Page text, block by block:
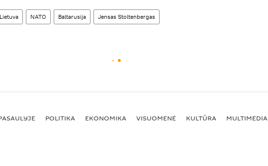
Lietuva NATO Baltarusija Jensas Stoltenbergas
POLITIKA EKONOMIKA VISUOMENĖ KULTŪRA MULTIMEDIA